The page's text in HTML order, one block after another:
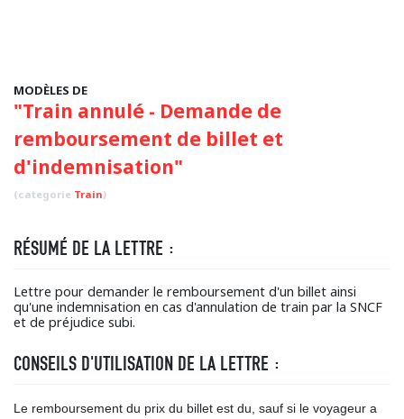
MODÈLES DE
"Train annulé - Demande de
remboursement de billet et
d'indemnisation"
(categorie Train)
RÉSUMÉ DE LA LETTRE :
Lettre pour demander le remboursement d'un billet ainsi
qu'une indemnisation en cas d'annulation de train par la SNCF
et de préjudice subi.
CONSEILS D'UTILISATION DE LA LETTRE :
Le remboursement du prix du billet est du, sauf si le voyageur a